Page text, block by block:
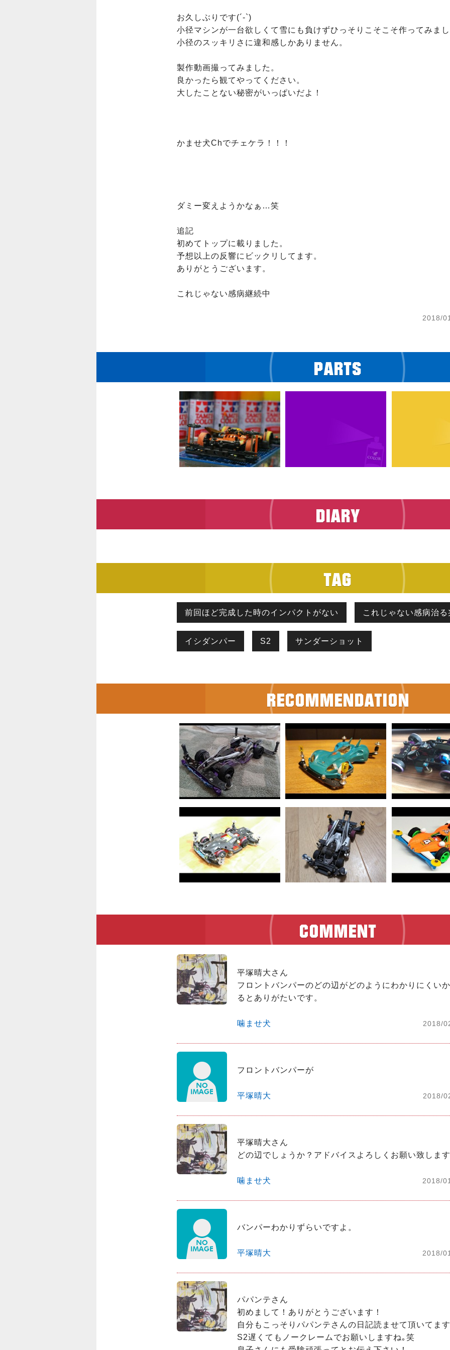
お久しぶりです(´-`)
小径マシンが一台欲しくて雪にも負けずひっそりこそこそ作ってみま
小径のスッキリさに違和感しかありません。
製作動画撮ってみました。
良かったら観てやってください。
大したことない秘密がいっぱいだよ！
かませ犬Chでチェケラ！！！
ダミー変えようかなぁ…笑
追記
初めてトップに載りました。
予想以上の反響にビックリしてます。
ありがとうございます。
これじゃない感病継続中
2018/
前回ほど完成した時のインパクトがない これじゃない感病治
イシダンパー S2 サンダーショット
平塚晴大さん
フロントバンパーのどの辺がどのようにわかりにくい
るとありがたいです。
噛ませ犬 2018/
フロントバンパーが
平塚晴大 2018/
平塚晴大さん
どの辺でしょうか？アドバイスよろしくお願い致しま
噛ませ犬 2018/
バンパーわかりずらいですよ。
平塚晴大 2018/
パパンテさん
初めまして！ありがとうございます！
自分もこっそりパパンテさんの日記読ませて頂いてま
S2遅くてもノークレームでお願いしますね｡笑